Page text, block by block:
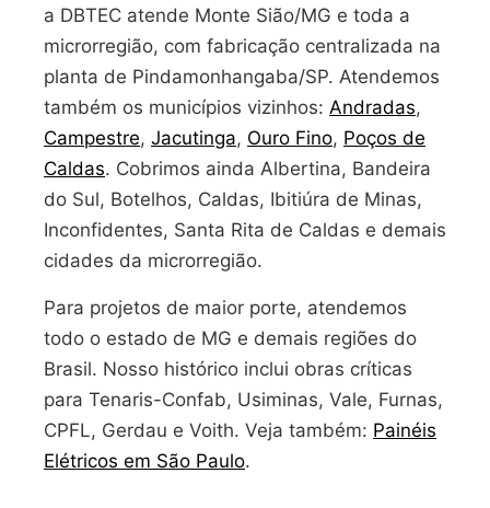
a DBTEC atende Monte Sião/MG e toda a
microrregião, com fabricação centralizada na
planta de Pindamonhangaba/SP. Atendemos
também os municípios vizinhos: Andradas,
Campestre, Jacutinga, Ouro Fino, Poços de
Caldas. Cobrimos ainda Albertina, Bandeira
do Sul, Botelhos, Caldas, Ibitiúra de Minas,
Inconfidentes, Santa Rita de Caldas e demais
cidades da microrregião.
Para projetos de maior porte, atendemos
todo o estado de MG e demais regiões do
Brasil. Nosso histórico inclui obras críticas
para Tenaris-Confab, Usiminas, Vale, Furnas,
CPFL, Gerdau e Voith. Veja também: Painéis
Elétricos em São Paulo.